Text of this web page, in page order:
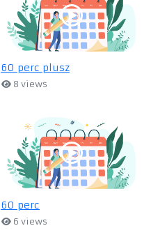
60 perc plusz
8 views
60 perc
6 views